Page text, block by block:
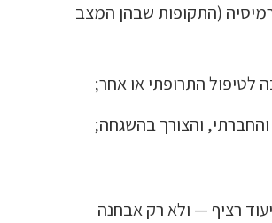
(התקופות שבהן המצב
לטיפול התרופתי או אחר;
והצורך בהשגחה;
רציף — ולא רק אבחנה